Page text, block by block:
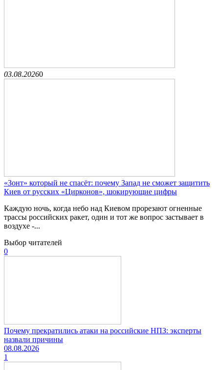
03.08.20260
«Зонт» который не спасёт: почему Запад не сможет защитить
Киев от русских «Цирконов», шокирующие цифры
Каждую ночь, когда небо над Киевом прорезают огненные
трассы российских ракет, один и тот же вопрос застывает в
воздухе -...
Выбор читателей
0
Почему прекратились атаки на российские НПЗ: эксперты
назвали причины
08.08.2026
1